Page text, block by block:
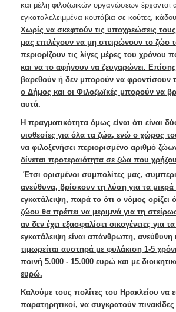
Κοιμητήρια
Κέντρο
Οικογένειας
ΤΟΠΟΣ
ΠΟΛΙΤΙΣΜΟΣ
ΠΟΛΗ
και μέλη φιλοζωικών οργανώσεων έρχονται
εγκαταλελειμμένα κουτάβια σε κούτες,
Χωρίς να σκεφτούν τις υποχρεώσεις
μας επιλέγουν να μη στειρώνουν το ζώο
περιορίζουν τις λίγες μέρες του χρόνου
και να το αφήνουν να ζευγαρώνει. Επίσης
βαρεθούν ή δεν μπορούν να φροντίσουν
ο Δήμος και οι Φιλοζωϊκές μπορούν να
αυτά.
Η πραγματικότητα όμως είναι ότι είναι
υιοθεσίες για όλα τα ζώα, ενώ ο χώρος
να φιλοξενήσει περιορισμένο αριθμό
δίνεται προτεραιότητα σε ζώα που
Έτσι ορισμένοι συμπολίτες μας,
ανεύθυνα, βρίσκουν τη λύση για τα μικρά
εγκατάλειψη, παρά το ότι ο νόμος ορίζει
ζώου θα πρέπει να μεριμνά για τη
αν δεν έχει εξασφαλίσει οικογένειες για
εγκατάλειψη είναι απάνθρωπη, ανεύθυνη
τιμωρείται αυστηρά με φυλάκιση 1-5
ποινή 5.000 - 15.000 ευρώ και με
ευρώ.
Καλούμε τους πολίτες του Ηρακλείου να
παρατηρητικοί, να συγκρατούν πινακίδες